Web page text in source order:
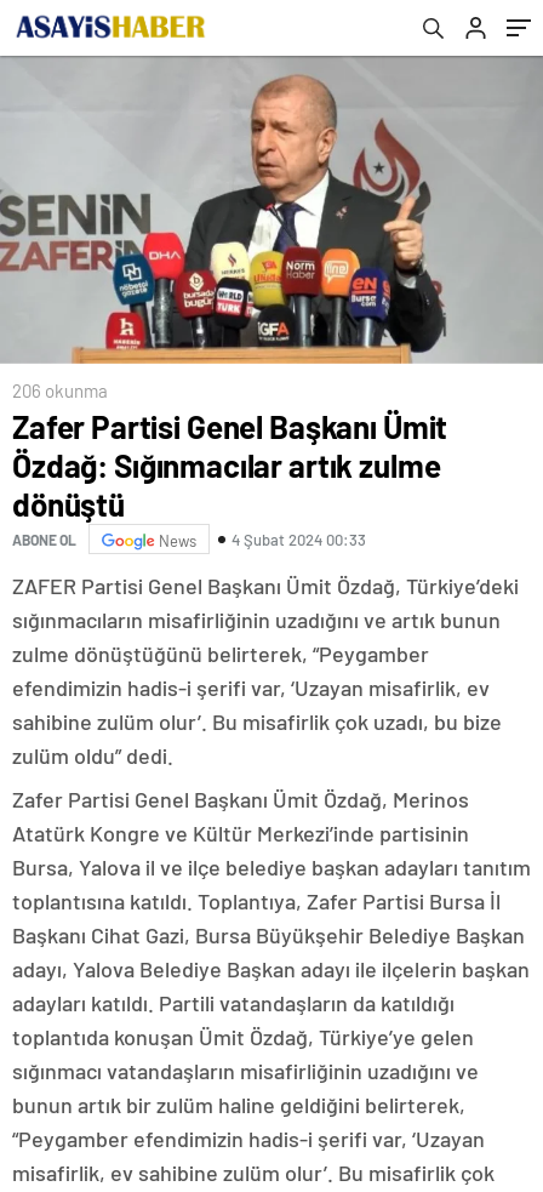
206 okunma
Zafer Partisi Genel Başkanı Ümit
Özdağ: Sığınmacılar artık zulme
dönüştü
ABONE OL News 4 Şubat 2024 00:33
ZAFER Partisi Genel Başkanı Ümit Özdağ, Türkiye’deki
sığınmacıların misafirliğinin uzadığını ve artık bunun
zulme dönüştüğünü belirterek, “Peygamber
efendimizin hadis-i şerifi var, ‘Uzayan misafirlik, ev
sahibine zulüm olur’. Bu misafirlik çok uzadı, bu bize
zulüm oldu” dedi.
Zafer Partisi Genel Başkanı Ümit Özdağ, Merinos
Atatürk Kongre ve Kültür Merkezi’inde partisinin
Bursa, Yalova il ve ilçe belediye başkan adayları tanıtım
toplantısına katıldı. Toplantıya, Zafer Partisi Bursa İl
Başkanı Cihat Gazi, Bursa Büyükşehir Belediye Başkan
adayı, Yalova Belediye Başkan adayı ile ilçelerin başkan
adayları katıldı. Partili vatandaşların da katıldığı
toplantıda konuşan Ümit Özdağ, Türkiye’ye gelen
sığınmacı vatandaşların misafirliğinin uzadığını ve
bunun artık bir zulüm haline geldiğini belirterek,
“Peygamber efendimizin hadis-i şerifi var, ‘Uzayan
misafirlik, ev sahibine zulüm olur’. Bu misafirlik çok